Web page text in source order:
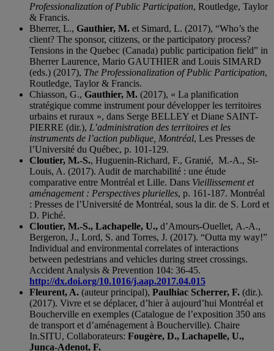
Professionalization of Public Participation, Routledge, Taylor
& Francis.
Bherrer, L., Gauthier, M. et Simard, L. (2017), “Who’s the
client? The sponsor, citizens, or the participatory process?
Tensions in the Quebec (Canada) public participation field” in
Bherrer Laurence, Mario GAUTHIER and Louis SIMARD
(eds.) (2017), The Professionalization of Public Participation,
Routledge, Taylor & Francis.
Chiasson, G., Gauthier, M. (2017), « La planification
stratégique comme instrument pour développer les territoires
urbains et ruraux », dans Serge BELLEY et Diane SAINT-
PIERRE (dir.), L’administration des territoires et les
instruments de l’action publique, Montréal, Les Presses de
l’Université du Québec, p. 101-129.
Cloutier, M.-S., Huguenin-Richard, F., Granié, M.-A., St-
Louis, A. (2017). Audit de marchabilité : une étude
comparative entre Montréal et Lille. Dans Vieillissement et
aménagement : Perspectives plurielles, p. 161-187. Montréal
: Presses de l’Université de Montréal, sous la dir. de S. Lord et
D. Piché.
Cloutier, M.-S., Lachapelle, U., d’Amours-Ouellet, A.-A.,
Bergeron, J., Lord, S. and Torres, J. (2017). “Outta my way!”
Individual and environmental correlates of interactions
between pedestrians and vehicles during street crossings.
Accident Analysis & Prevention 104: 36-45.
http://dx.doi.org/10.1016/j.aap.2017.04.015
Fleurent, A. (auteur principal), Paulhiac Scherrer, F. (dir.).
(2017). Vivre et se déplacer, d’hier à aujourd’hui Montréal et
Boucherville en exemples (Catalogue de l’exposition 350 ans
de transport et d’aménagement à Boucherville). Chaire
In.SITU, Collaborateurs: Fougère, D., Lachapelle, U.,
Junca-Adenot, F.